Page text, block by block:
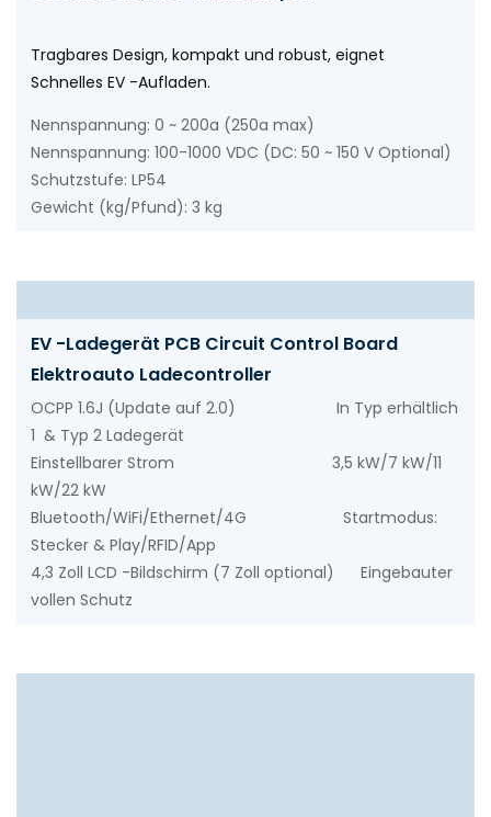
Tragbares Design, kompakt und robust, eignet
Schnelles EV -Aufladen.
Nennspannung: 0 ~ 200a (250a max)
Nennspannung: 100-1000 VDC (DC: 50 ~ 150 V Optional)
Schutzstufe: LP54
Gewicht (kg/Pfund): 3 kg
EV -Ladegerät PCB Circuit Control Board
Elektroauto Ladecontroller
OCPP 1.6J (Update auf 2.0) In Typ erhältlich
1 & Typ 2 Ladegerät
Einstellbarer Strom 3,5 kW/7 kW/11
kW/22 kW
Bluetooth/WiFi/Ethernet/4G Startmodus:
Stecker & Play/RFID/App
4,3 Zoll LCD -Bildschirm (7 Zoll optional) Eingebauter
vollen Schutz